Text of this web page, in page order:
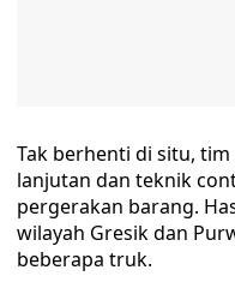
Tak berhenti di situ,
lanjutan dan teknik
pergerakan barang.
wilayah Gresik dan
beberapa truk.